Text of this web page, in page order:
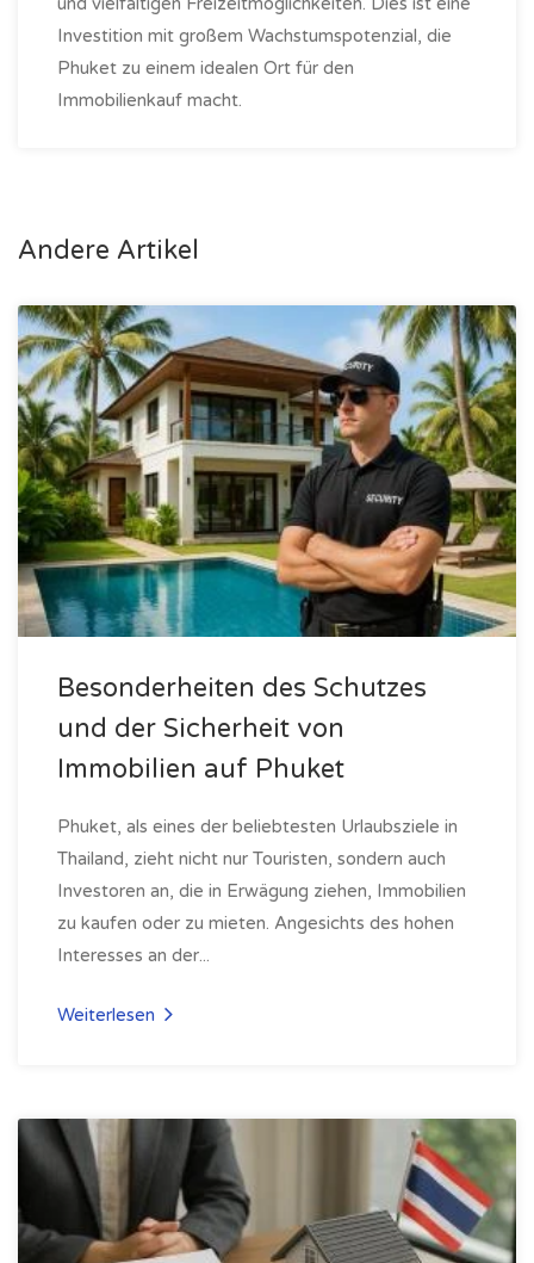
Investition mit großem Wachstumspotenzial, die
Phuket zu einem idealen Ort für den
Immobilienkauf macht.
Andere Artikel
Besonderheiten des Schutzes
und der Sicherheit von
Immobilien auf Phuket
Phuket, als eines der beliebtesten Urlaubsziele in
Thailand, zieht nicht nur Touristen, sondern auch
Investoren an, die in Erwägung ziehen, Immobilien
zu kaufen oder zu mieten. Angesichts des hohen
Interesses an der...
Weiterlesen